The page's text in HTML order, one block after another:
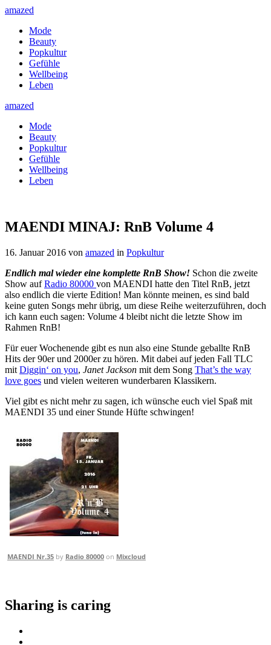
amazed
Mode
Beauty
Popkultur
Gefühle
Wellbeing
Leben
amazed
Mode
Beauty
Popkultur
Gefühle
Wellbeing
Leben
MAENDI MINAJ: RnB Volume 4
16. Januar 2016 von amazed in Popkultur
Endlich mal wieder eine komplette RnB Show! Schon die zweite
Show aufRadio 80000 von MAENDI hatte den Titel RnB, jetzt
also endlich die vierte Edition! Man könnte meinen, es sind bald
keine guten Songs mehr übrig, um diese Reihe weiterzuführen, doch
ich kann euch sagen: Volume 4 bleibt nicht die letzte Show im
Rahmen RnB!
Für euer Wochenende gibt es nun also eine Stunde geballte RnB
Hits der 90er und 2000er zu hören. Mit dabei auf jeden Fall TLC
mit Diggin‘ on you, Janet Jackson mit dem Song That’s the way
love goes und vielen weiteren wunderbaren Klassikern.
Viel gibt es nicht mehr zu sagen, ich wünsche euch viel Spaß mit
MAENDI 35 und einer Stunde Hüfte schwingen!
MAENDI Nr.35 by Radio 80000 on Mixcloud
Sharing is caring